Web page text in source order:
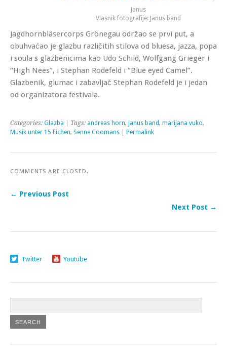
Janus
Vlasnik fotografije: Janus band
Jagdhornbläsercorps Grönegau održao se prvi put, a
obuhvaćao je glazbu različitih stilova od bluesa, jazza, popa
i soula s glazbenicima kao Udo Schild, Wolfgang Grieger i
“High Nees”, i Stephan Rodefeld i “Blue eyed Camel”.
Glazbenik, glumac i zabavljač Stephan Rodefeld je i jedan
od organizatora festivala.
Categories: Glazba | Tags: andreas horn, janus band, marijana vuko,
Musik unter 15 Eichen, Senne Coomans Permalink
COMMENTS ARE CLOSED.
← Previous Post
Next Post →
Twitter Youtube